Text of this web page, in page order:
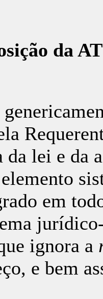
da AT
lei e da
em
ignora a
e bem